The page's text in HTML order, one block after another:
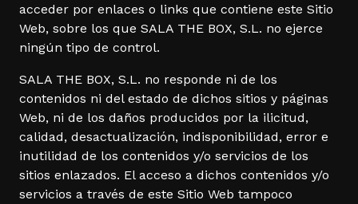
acceder por enlaces o links que contiene este Sitio
Web, sobre los que SALA THE BOX, S.L. no ejerce
ningún tipo de control.
SALA THE BOX, S.L. no responde ni de los
contenidos ni del estado de dichos sitios y páginas
Web, ni de los daños producidos por la ilicitud,
calidad, desactualización, indisponibilidad, error e
inutilidad de los contenidos y/o servicios de los
sitios enlazados. El acceso a dichos contenidos y/o
servicios a través de este Sitio Web tampoco